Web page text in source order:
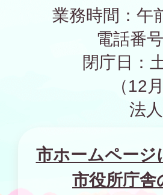
業務時間：午
電話番
閉庁日：
（12
法
市ホームページ
市役所庁舎